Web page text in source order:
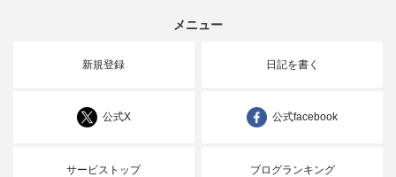
メニュー
新規登録 日記を書く
公式X 公式facebook
サービストップ ブログランキング